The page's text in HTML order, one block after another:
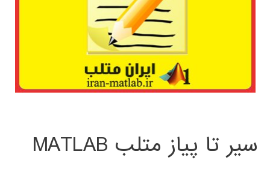
سیر تا پیاز متلب MATLAB